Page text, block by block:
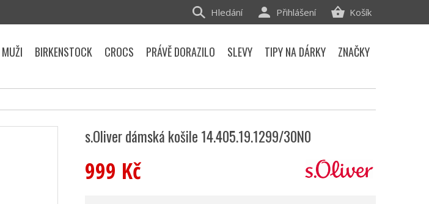
s.Oliver dámská košile 14.405.19.1299/30N0
999 Kč
Košík
Přihlášení
Hledání
MUŽI BIRKENSTOCK CROCS PRÁVĚ DORAZILO SLEVY TIPY NA DÁRKY ZNAČKY